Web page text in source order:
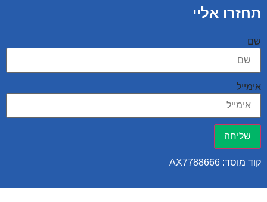
תחזרו אליי
שם
אימייל
שליחה
קוד מוסד: AX7788666